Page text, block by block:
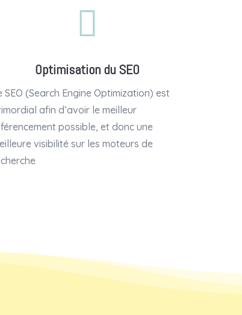

Optimisation du SEO
SEO (Search Engine Optimization) est
afin d’avoir le meilleur
possible, et donc une
visibilité sur les moteurs de